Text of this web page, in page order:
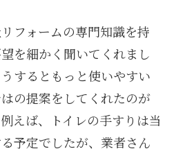
フォームの専門知識を持
を細かく聞いてくれまし
するともっと使いやすい
の提案をしてくれたのが
えば、トイレの手すりは当
予定でしたが、業者さん